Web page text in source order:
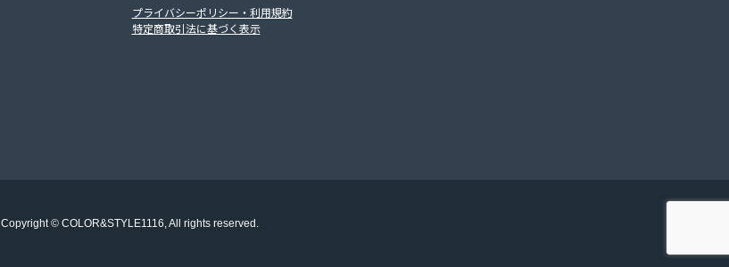
プライバシーポリシー・利用規約
特定商取引法に基づく表示
Copyright © COLOR&STYLE1116, All rights reserved.